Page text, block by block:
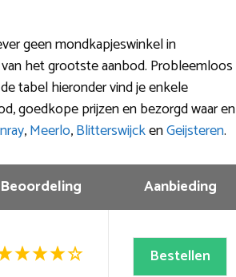
geen mondkapjeswinkel in
het grootste aanbod. Probleemloos
tabel hieronder vind je enkele
goedkope prijzen en bezorgd waar en
,Meerlo,BlitterswijckenGeijsteren.
Beoordeling Aanbieding
Bestellen